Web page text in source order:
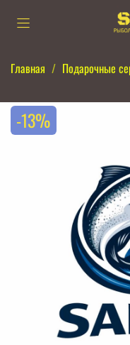
Главная Подарочные
-13%